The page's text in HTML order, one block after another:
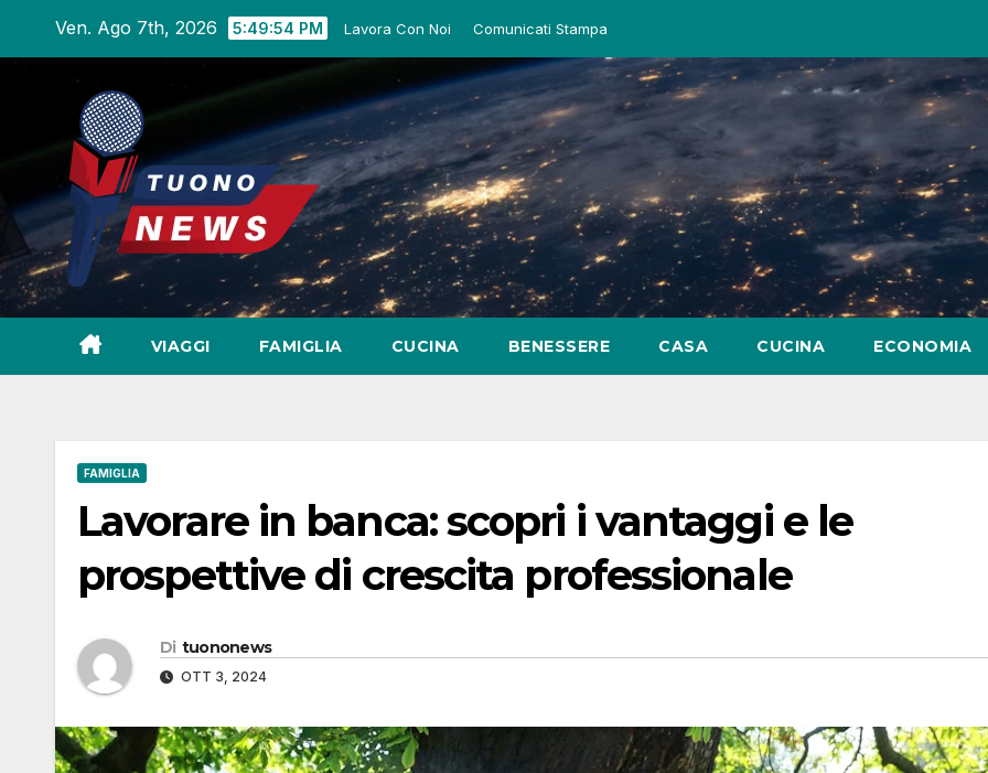
contenuto
Ven. Ago 7th, 2026 5:49:55 PM Lavora Con Noi Comunicati Stampa
VIAGGI FAMIGLIA CUCINA BENESSERE CASA CUCINA ECONOMIA
FAMIGLIA
Lavorare in banca: scopri i vantaggi e le
prospettive di crescita professionale
Di tuononews
OTT 3, 2024